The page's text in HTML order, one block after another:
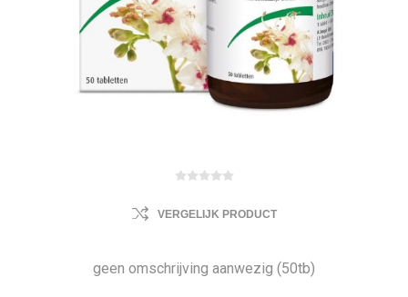
VERGELIJK PRODUCT
geen omschrijving aanwezig (50tb)